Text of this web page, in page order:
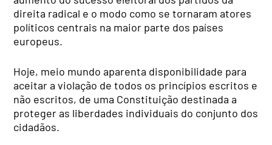
direita radical e o modo como se tornaram atores
políticos centrais na maior parte dos países
europeus.
Hoje, meio mundo aparenta disponibilidade para
aceitar a violação de todos os princípios escritos e
não escritos, de uma Constituição destinada a
proteger as liberdades individuais do conjunto dos
cidadãos.